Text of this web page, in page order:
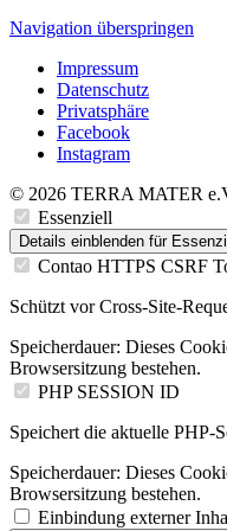
Navigation überspringen
Impressum
Datenschutz
Privatsphäre
Facebook
Instagram
© 2026 TERRA MATER
Essenziell
Details einblenden für
Contao HTTPS CSRF
Schützt vor Cross-Site-
Speicherdauer: Dieses
Browsersitzung bestehen.
PHP SESSION ID
Speichert die aktuelle PHP-
Speicherdauer: Dieses
Browsersitzung bestehen.
Einbindung externer